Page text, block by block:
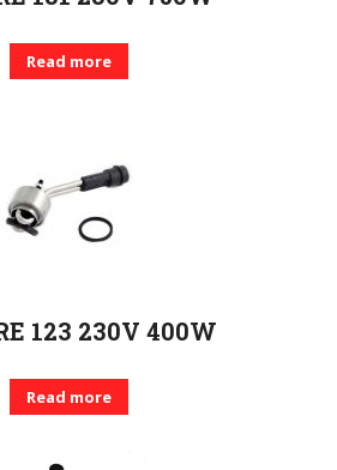
Read more
123 230V 400W
Read more